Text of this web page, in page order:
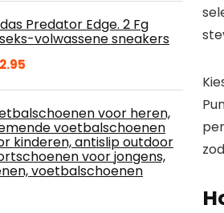
Predator Edge. 2 Fg
volwassene sneakers
voor heren,
voetbalschoenen
kinderen, antislip outdoor
voor jongens,
voetbalschoenen